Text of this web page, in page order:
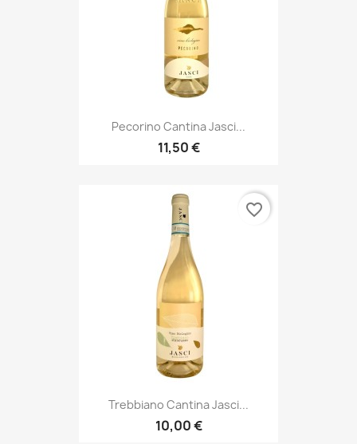
Pecorino Cantina Jasci...
11,50 €
Trebbiano Cantina Jasci...
10,00 €
favorite_border